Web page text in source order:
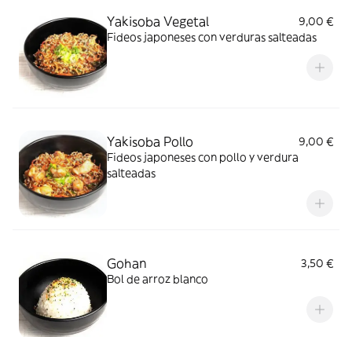
Yakisoba Vegetal
9,00 €
Fideos japoneses con verduras salteadas
Yakisoba Pollo
9,00 €
Fideos japoneses con pollo y verdura
salteadas
Gohan
3,50 €
Bol de arroz blanco